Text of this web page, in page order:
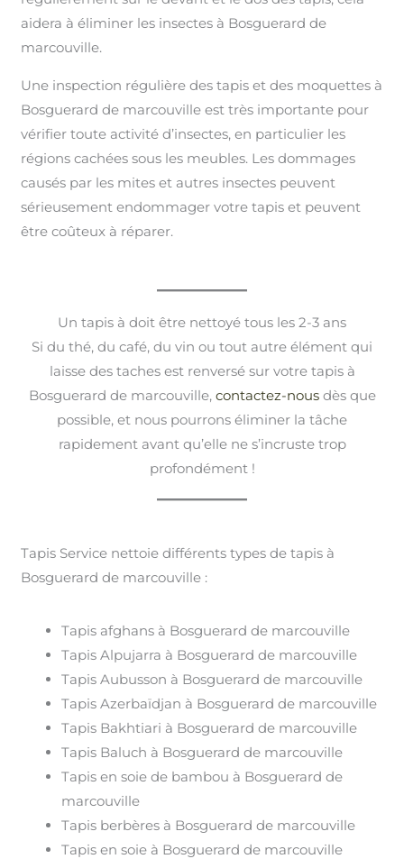
aidera à éliminer les insectes à Bosguerard de
marcouville.
Une inspection régulière des tapis et des moquettes à
Bosguerard de marcouville est très importante pour
vérifier toute activité d’insectes, en particulier les
régions cachées sous les meubles. Les dommages
causés par les mites et autres insectes peuvent
sérieusement endommager votre tapis et peuvent
être coûteux à réparer.
Un tapis à doit être nettoyé tous les 2-3 ans
Si du thé, du café, du vin ou tout autre élément qui
laisse des taches est renversé sur votre tapis à
Bosguerard de marcouville, contactez-nousdès que
possible, et nous pourrons éliminer la tâche
rapidement avant qu’elle ne s’incruste trop
profondément !
Tapis Service nettoie différents types de tapis à
Bosguerard de marcouville :
Tapis afghans à Bosguerard de marcouville
Tapis Alpujarra à Bosguerard de marcouville
Tapis Aubusson à Bosguerard de marcouville
Tapis Azerbaïdjan à Bosguerard de marcouville
Tapis Bakhtiari à Bosguerard de marcouville
Tapis Baluch à Bosguerard de marcouville
Tapis en soie de bambou à Bosguerard de
marcouville
Tapis berbères à Bosguerard de marcouville
Tapis en soie à Bosguerard de marcouville